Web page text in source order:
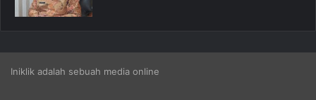
Iniklik adalah sebuah media online